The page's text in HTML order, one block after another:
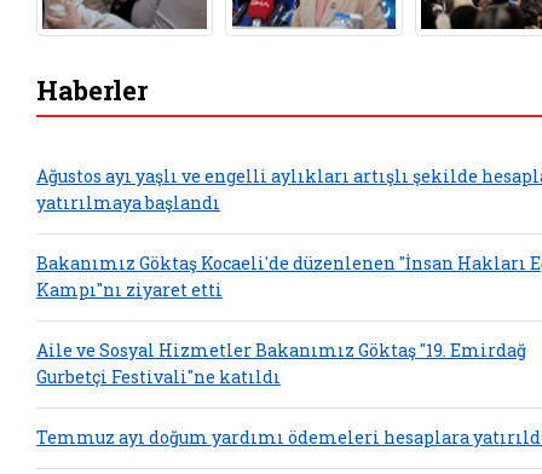
Haberler
Ağustos ayı yaşlı ve engelli aylıkları artışlı şekilde
yatırılmaya başlandı
Bakanımız Göktaş Kocaeli'de düzenlenen "İnsan Hakları
Kampı"nı ziyaret etti
Aile ve Sosyal Hizmetler Bakanımız Göktaş "19. Emirdağ
Gurbetçi Festivali"ne katıldı
Temmuz ayı doğum yardımı ödemeleri hesaplara